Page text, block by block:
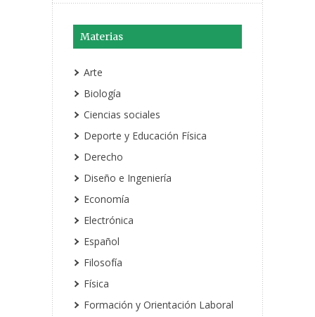
Materias
Arte
Biología
Ciencias sociales
Deporte y Educación Física
Derecho
Diseño e Ingeniería
Economía
Electrónica
Español
Filosofía
Física
Formación y Orientación Laboral